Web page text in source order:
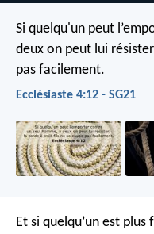
Si quelqu'un peut
deux on peut lui
pas facilement.
Ecclésiaste 4:12 - SG21
Et si quelqu’un est